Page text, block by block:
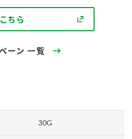
たれ
史
ちら
ーン 一覧
30G